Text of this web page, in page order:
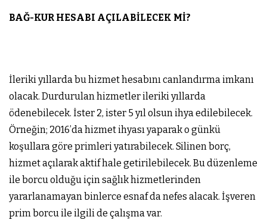
BAĞ-KUR HESABI AÇILABİLECEK Mİ?
İleriki yıllarda bu hizmet hesabını canlandırma imkanı
olacak. Durdurulan hizmetler ileriki yıllarda
ödenebilecek. İster 2, ister 5 yıl olsun ihya edilebilecek.
Örneğin; 2016’da hizmet ihyası yaparak o günkü
koşullara göre primleri yatırabilecek. Silinen borç,
hizmet açılarak aktif hale getirilebilecek. Bu düzenleme
ile borcu olduğu için sağlık hizmetlerinden
yararlanamayan binlerce esnaf da nefes alacak. İşveren
prim borcu ile ilgili de çalışma var.